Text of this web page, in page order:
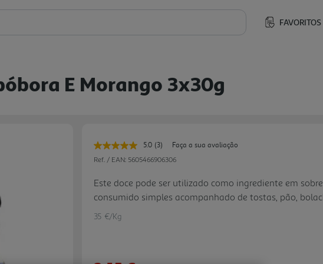
FAVORITOS
E Morango 3x30g
5.0 Leu
3
para
a
(3)
Faça a sua avaliação
Ref. / EAN: 5605466906306
Este doce pode ser utilizado como ingrediente em
consumido simples acompanhado de tostas, pão,
iogurte natural
35 €/Kg